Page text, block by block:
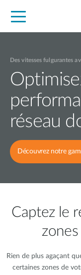
Des vitesses fulgurantes
réseau
Découvrez notre
Captez le
zones
Rien de plus agaçant
certaines zones de